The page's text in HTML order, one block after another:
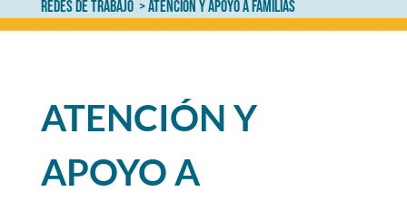
REDES DE TRABAJO>ATENCIÓN Y APOYO A FAMILIAS
ATENCIÓN Y
APOYO A